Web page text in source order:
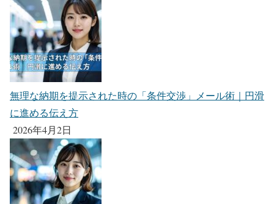
無理な納期を提示された時の「条件交渉」メール術｜円滑
に進める伝え方
2026年4月2日